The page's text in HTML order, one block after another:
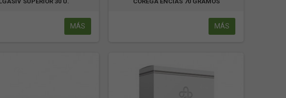
MÁS MÁS